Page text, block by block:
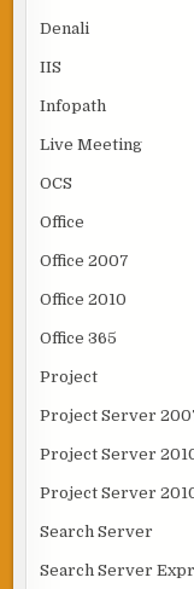
Denali
IIS
Infopath
Live Meeting
OCS
Office
Office 2007
Office 2010
Office 365
Project
Project Server
Project Server
Project Server
Search Server
Search Server